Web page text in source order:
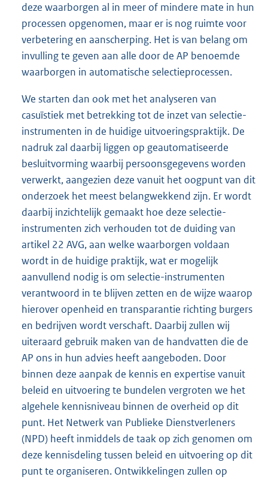
deze waarborgen al in meer of mindere mate in hun
processen opgenomen, maar er is nog ruimte voor
verbetering en aanscherping. Het is van belang om
invulling te geven aan alle door de AP benoemde
waarborgen in automatische selectieprocessen.
We starten dan ook met het analyseren van
casuïstiek met betrekking tot de inzet van selectie-
instrumenten in de huidige uitvoeringspraktijk. De
nadruk zal daarbij liggen op geautomatiseerde
besluitvorming waarbij persoonsgegevens worden
verwerkt, aangezien deze vanuit het oogpunt van dit
onderzoek het meest belangwekkend zijn. Er wordt
daarbij inzichtelijk gemaakt hoe deze selectie-
instrumenten zich verhouden tot de duiding van
artikel 22 AVG, aan welke waarborgen voldaan
wordt in de huidige praktijk, wat er mogelijk
aanvullend nodig is om selectie-instrumenten
verantwoord in te blijven zetten en de wijze waarop
hierover openheid en transparantie richting burgers
en bedrijven wordt verschaft. Daarbij zullen wij
uiteraard gebruik maken van de handvatten die de
AP ons in hun advies heeft aangeboden. Door
binnen deze aanpak de kennis en expertise vanuit
beleid en uitvoering te bundelen vergroten we het
algehele kennisniveau binnen de overheid op dit
punt. Het Netwerk van Publieke Dienstverleners
(NPD) heeft inmiddels de taak op zich genomen om
deze kennisdeling tussen beleid en uitvoering op dit
punt te organiseren. Ontwikkelingen zullen op